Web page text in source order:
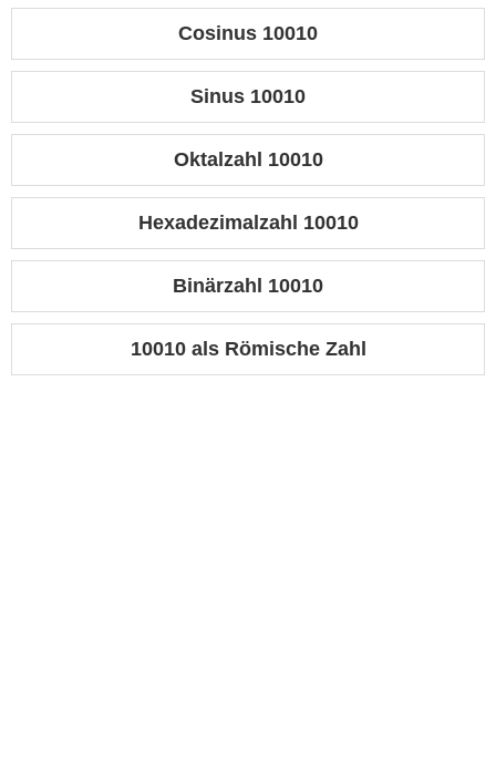
Cosinus 10010
Sinus 10010
Oktalzahl 10010
Hexadezimalzahl 10010
Binärzahl 10010
10010 als Römische Zahl